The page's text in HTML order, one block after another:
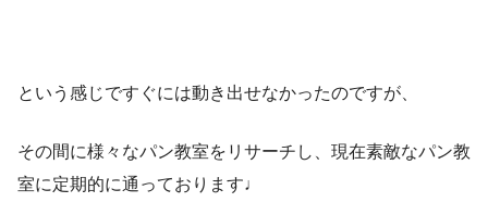
という感じですぐには動き出せなかったのですが、
その間に様々なパン教室をリサーチし、現在素敵なパン教
室に定期的に通っております♩